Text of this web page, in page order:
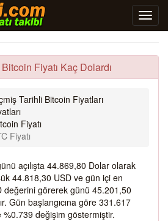
Fiyatı Kaç Dolardı
Tarihli Bitcoin Fiyatları
Fiyatı
Fiyatı
açılışta 44.869,80 Dolar olarak
44.818,30 USD ve gün içi en
değerini görerek günü 45.201,50
Gün başlangıcına göre 331.617
değişim göstermiştir.